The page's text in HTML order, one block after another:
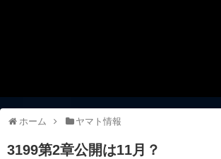
ホーム ヤマト情報
3199第2章公開は11月？